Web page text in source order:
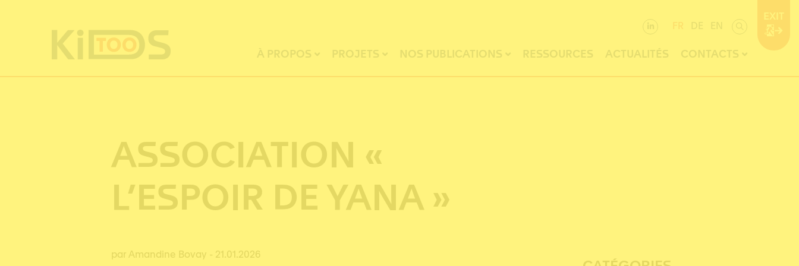
DE EN
À PROPOS PROJETS NOS PUBLICATIONS RESSOURCES ACTUALITÉS CONTACTS
ASSOCIATION «
L’ESPOIR DE YANA »
par Amandine Bovay - 21.01.2026